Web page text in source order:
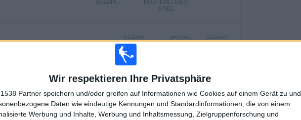
Wir respektieren Ihre Privatsphäre
Partner speichern und/oder greifen auf Informationen wie Cookies auf einem Gerät zu und
Daten wie eindeutige Kennungen und Standardinformationen, die von einem
Werbung und Inhalte, Werbung und Inhaltsmessung, Zielgruppenforschung und
KOSTENLOSES
SPIEL
BEZAHLT
GESAMT
MAXIMAL
GESAMT
1
WETTBEWERBE
RANGLISTE NACH WETTBEWERBEN
Sultan Cup 6 (100%)